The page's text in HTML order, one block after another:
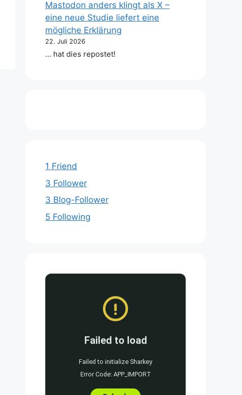
Mastodon anders klingt als X –
eine neue Studie liefert eine
mögliche Erklärung
22. Juli 2026
… hat dies repostet!
1 Friend
3 Follower
3 Blog-Follower
5 Following